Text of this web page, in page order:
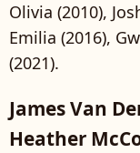
Olivia (2010),
Emilia (2016),
(2021).
James Van
Heather